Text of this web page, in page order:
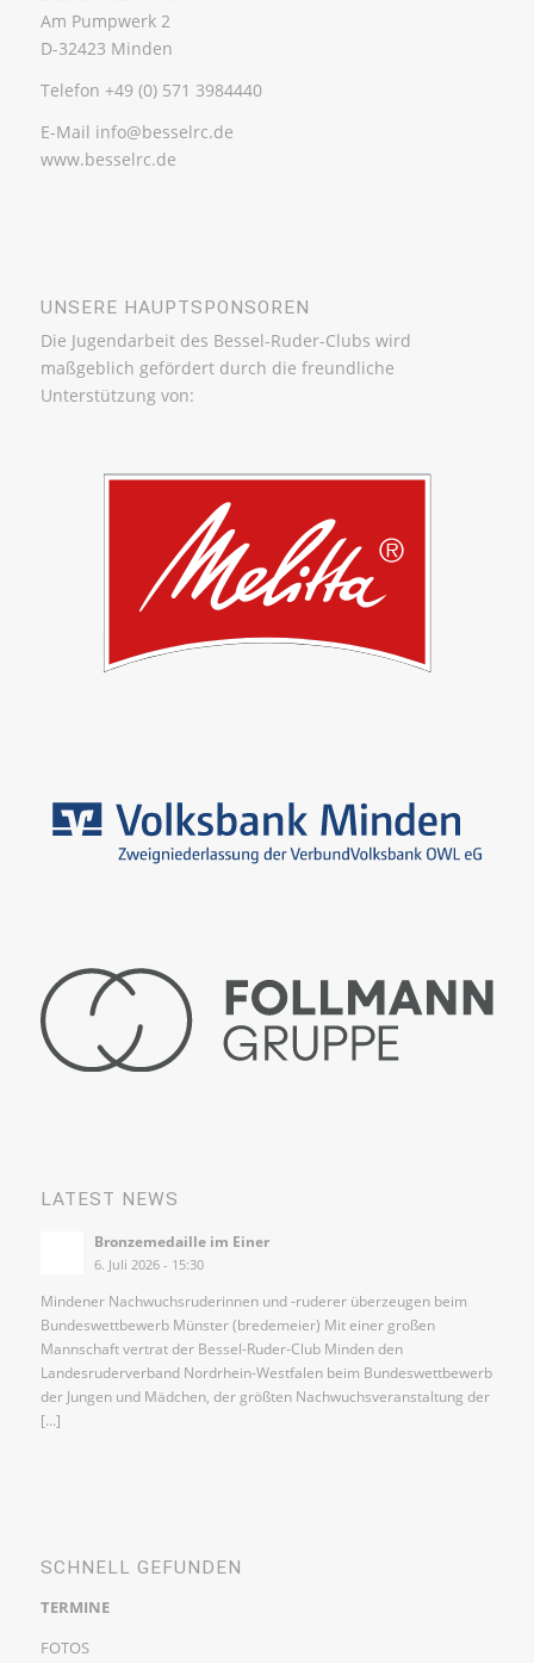
Am Pumpwerk 2
D-32423 Minden
Telefon +49 (0) 571 3984440
E-Mail info@besselrc.de
www.besselrc.de
UNSERE HAUPTSPONSOREN
Die Jugendarbeit des Bessel-Ruder-Clubs wird
maßgeblich gefördert durch die freundliche
Unterstützung von:
LATEST NEWS
Bronzemedaille im Einer
6. Juli 2026 - 15:30
Mindener Nachwuchsruderinnen und -ruderer überzeugen beim
Bundeswettbewerb Münster (bredemeier) Mit einer großen
Mannschaft vertrat der Bessel-Ruder-Club Minden den
Landesruderverband Nordrhein-Westfalen beim Bundeswettbewerb
der Jungen und Mädchen, der größten Nachwuchsveranstaltung der
[…]
SCHNELL GEFUNDEN
TERMINE
FOTOS